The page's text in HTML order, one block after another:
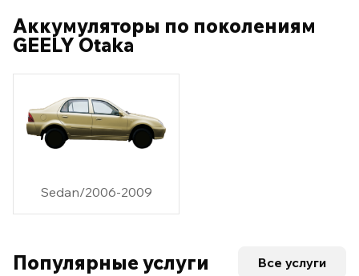
Аккумуляторы по поколениям
GEELY Otaka
Sedan/2006-2009
Популярные услуги Все услуги